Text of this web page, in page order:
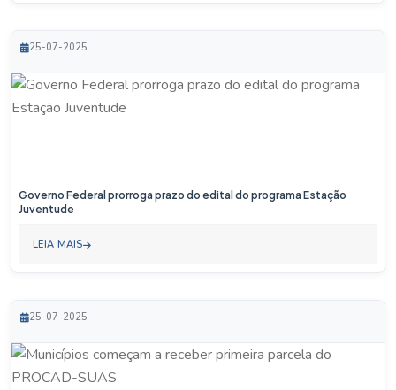
25-07-2025
Governo Federal prorroga prazo do edital do programa Estação
Juventude
LEIA MAIS
25-07-2025